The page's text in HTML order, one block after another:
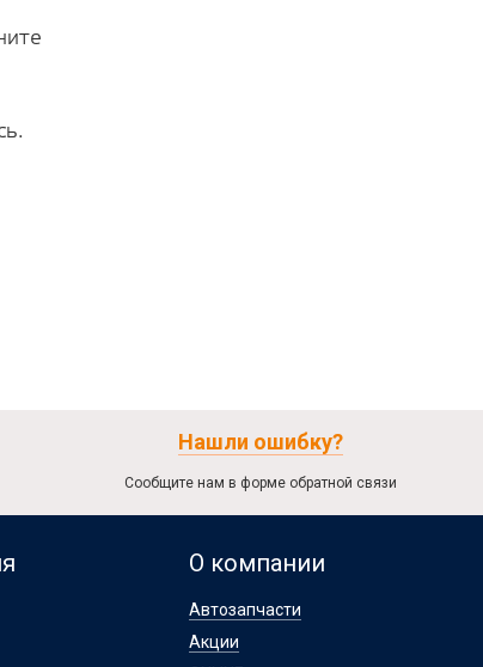
Нашли ошибку?
Сообщите нам в форме обратной связи
О компании
Автозапчасти
Акции